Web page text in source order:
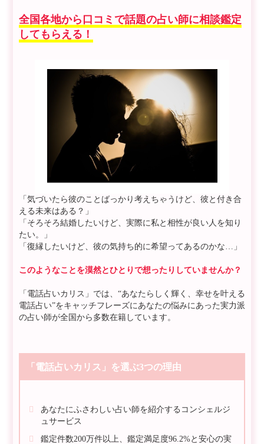
全国各地から口コミで話題の占い師に相談鑑定
してもらえる！
「気づいたら彼のことばっかり考えちゃうけど、彼と付き合
える未来はある？」
「そろそろ結婚したいけど、実際に私と相性が良い人を知り
たい。」
「復縁したいけど、彼の気持ち的に希望ってあるのかな…」
このようなことを漠然とひとりで想ったりしていませんか？
「電話占いカリス」では、“あなたらしく輝く、幸せを叶える
電話占い”をキャッチフレーズにあなたの悩みにあった実力派
の占い師が全国から多数在籍しています。
「電話占いカリス」を選ぶ3つの理由
あなたにふさわしい占い師を紹介するコンシェルジ
ュサービス
鑑定件数200万件以上、鑑定満足度96.2%と安心の実